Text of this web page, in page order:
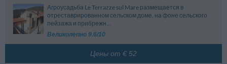
Агроусадьба Le Terrazze sul Mare размещается в
отреставрированном сельском доме, на фоне сельского
пейзажа и прибрежн...
Великолепно 9.6/10
Цены от € 52